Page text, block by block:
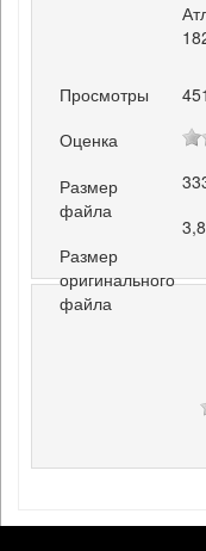
Просмотры
Оценка
Размер
файла
Размер
оригинального
файла